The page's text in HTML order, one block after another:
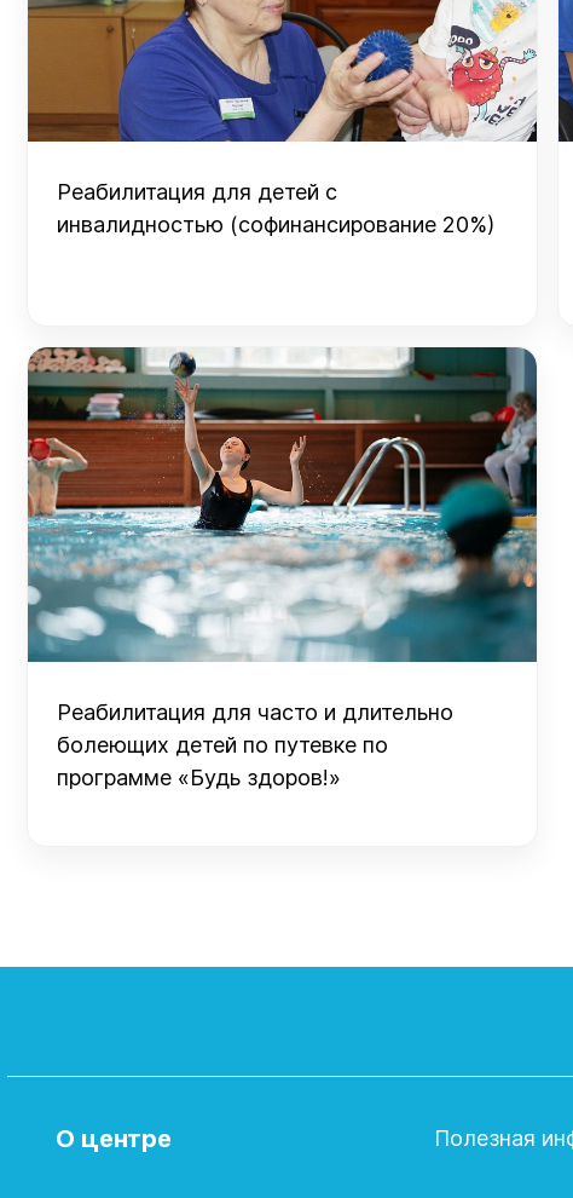
Реабилитация для детей с
инвалидностью (софинансирование 20%)
Реабилитация для часто и длительно
болеющих детей по путевке по
программе «Будь здоров!»
О центре Полезная